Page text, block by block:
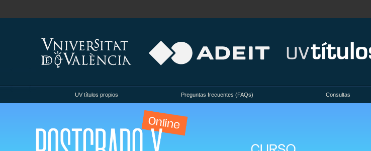
UV títulos propios Preguntas frecuentes (FAQs) Consultas